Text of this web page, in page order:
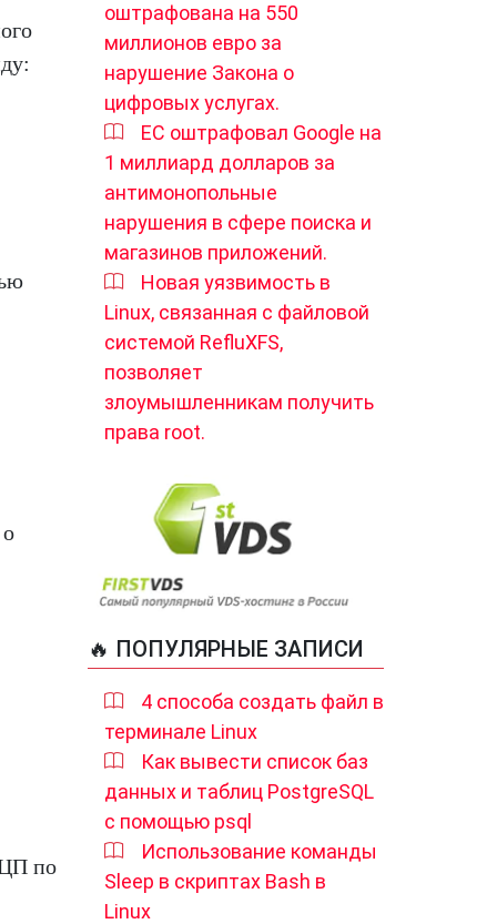
ЦП по
оштрафована на 550
миллионов евро за
нарушение Закона о
цифровых услугах.
ЕС оштрафовал Google на
1 миллиард долларов за
антимонопольные
нарушения в сфере поиска и
магазинов приложений.
Новая уязвимость в
Linux, связанная с файловой
системой RefluXFS,
позволяет
злоумышленникам получить
права root.
🔥 ПОПУЛЯРНЫЕ ЗАПИСИ
4 способа создать файл в
терминале Linux
Как вывести список баз
данных и таблиц PostgreSQL
с помощью psql
Использование команды
Sleep в скриптах Bash в
Linux